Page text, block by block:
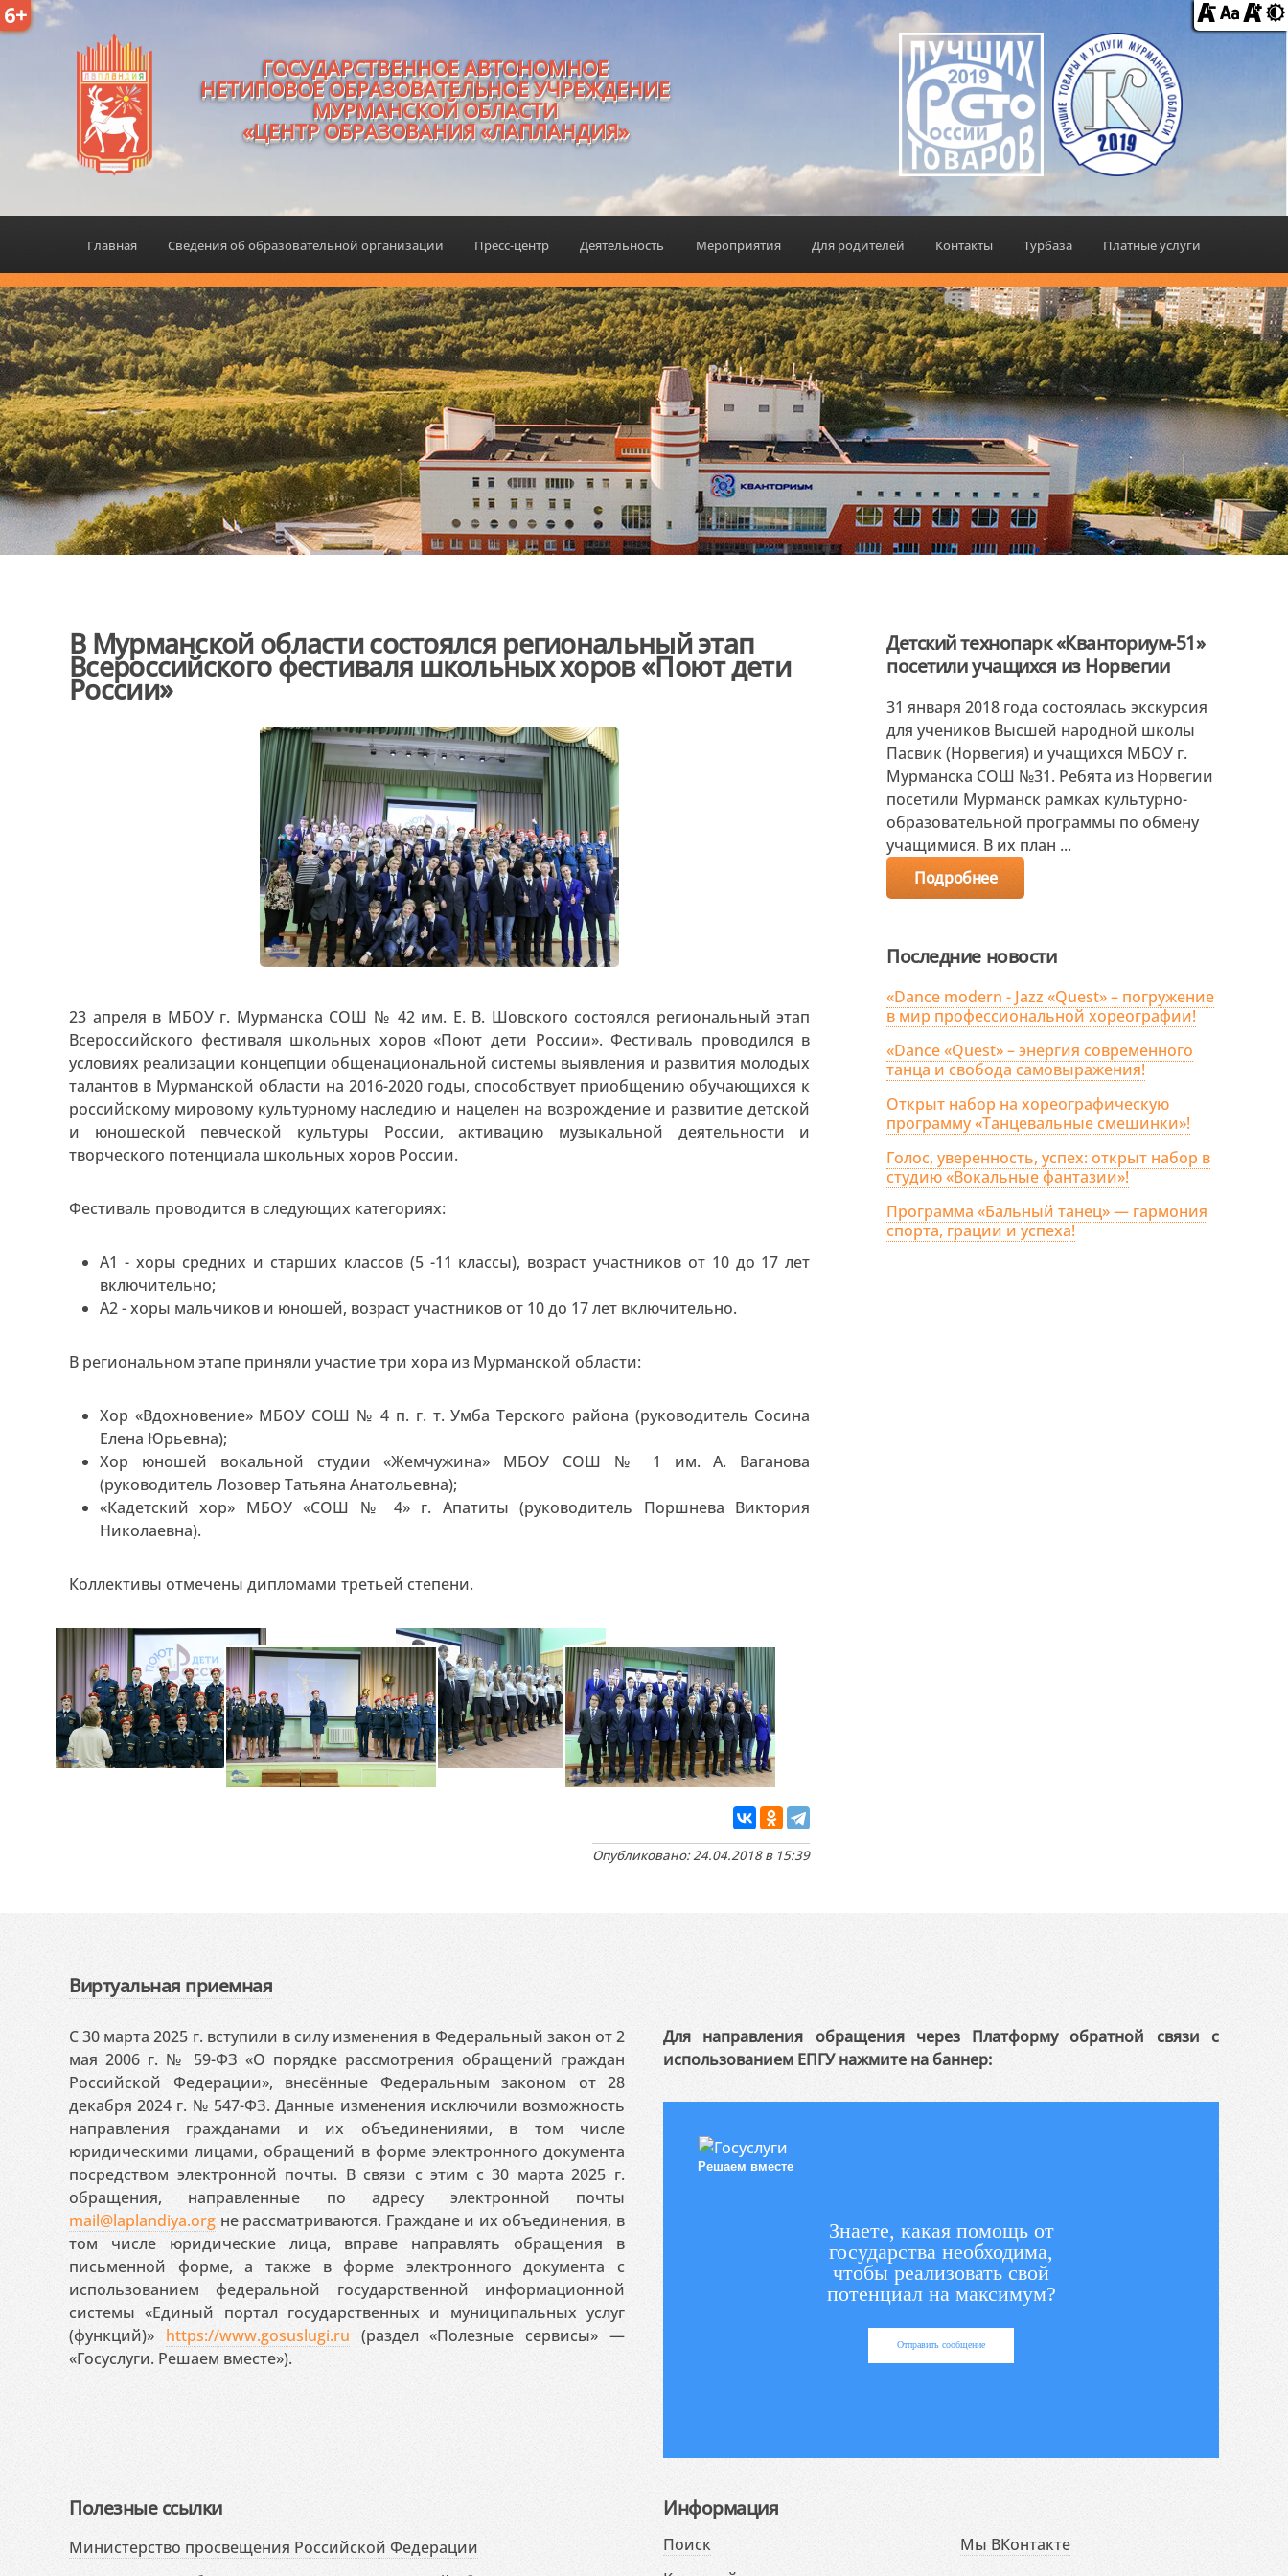
6+
ГОСУДАРСТВЕННОЕ АВТОНОМНОЕ
НЕТИПОВОЕ ОБРАЗОВАТЕЛЬНОЕ УЧРЕЖДЕНИЕ
МУРМАНСКОЙ ОБЛАСТИ
«ЦЕНТР ОБРАЗОВАНИЯ «ЛАПЛАНДИЯ»
Главная Сведения об образовательной организации Пресс-центр Деятельность Мероприятия Для родителей Контакты Турбаза Платные услуги
В Мурманской области состоялся региональный этап
Всероссийского фестиваля школьных хоров «Поют дети
России»
23 апреля в МБОУ г. Мурманска СОШ № 42 им. Е. В. Шовского состоялся региональный этап
Всероссийского фестиваля школьных хоров «Поют дети России». Фестиваль проводился в
условиях реализации концепции общенациональной системы выявления и развития молодых
талантов в Мурманской области на 2016-2020 годы, способствует приобщению обучающихся к
российскому мировому культурному наследию и нацелен на возрождение и развитие детской
и юношеской певческой культуры России, активацию музыкальной деятельности и
творческого потенциала школьных хоров России.
Фестиваль проводится в следующих категориях:
А1 - хоры средних и старших классов (5 -11 классы), возраст участников от 10 до 17 лет
включительно;
А2 - хоры мальчиков и юношей, возраст участников от 10 до 17 лет включительно.
В региональном этапе приняли участие три хора из Мурманской области:
Хор «Вдохновение» МБОУ СОШ № 4 п. г. т. Умба Терского района (руководитель Сосина
Елена Юрьевна);
Хор юношей вокальной студии «Жемчужина» МБОУ СОШ № 1 им. А. Ваганова
(руководитель Лозовер Татьяна Анатольевна);
«Кадетский хор» МБОУ «СОШ № 4» г. Апатиты (руководитель Поршнева Виктория
Николаевна).
Коллективы отмечены дипломами третьей степени.
Опубликовано: 24.04.2018 в 15:39
Детский технопарк «Кванториум-51»
посетили учащихся из Норвегии
31 января 2018 года состоялась экскурсия
для учеников Высшей народной школы
Пасвик (Норвегия) и учащихся МБОУ г.
Мурманска СОШ №31. Ребята из Норвегии
посетили Мурманск рамках культурно-
образовательной программы по обмену
учащимися. В их план ...
Подробнее
Последние новости
«Dance modern - Jazz «Quest» – погружение
в мир профессиональной хореографии!
«Dance «Quest» – энергия современного
танца и свобода самовыражения!
Открыт набор на хореографическую
программу «Танцевальные смешинки»!
Голос, уверенность, успех: открыт набор в
студию «Вокальные фантазии»!
Программа «Бальный танец» — гармония
спорта, грации и успеха!
Виртуальная приемная
С 30 марта 2025 г. вступили в силу изменения в Федеральный закон от 2
мая 2006 г. № 59-ФЗ «О порядке рассмотрения обращений граждан
Российской Федерации», внесённые Федеральным законом от 28
декабря 2024 г. № 547-ФЗ. Данные изменения исключили возможность
направления гражданами и их объединениями, в том числе
юридическими лицами, обращений в форме электронного документа
посредством электронной почты. В связи с этим с 30 марта 2025 г.
обращения, направленные по адресу электронной почты
mail@laplandiya.org не рассматриваются. Граждане и их объединения, в
том числе юридические лица, вправе направлять обращения в
письменной форме, а также в форме электронного документа с
использованием федеральной государственной информационной
системы «Единый портал государственных и муниципальных услуг
(функций)» https://www.gosuslugi.ru (раздел «Полезные сервисы» —
«Госуслуги. Решаем вместе»).
Для направления обращения через Платформу обратной связи с
использованием ЕПГУ нажмите на баннер:
Решаем вместе
Знаете, какая помощь от
государства необходима,
чтобы реализовать свой
потенциал на максимум?
Отправить сообщение
Полезные ссылки
Министерство просвещения Российской Федерации
Информация
Поиск
Мы ВКонтакте